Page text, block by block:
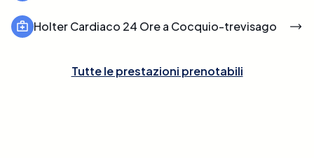
Holter Cardiaco 24 Ore a Cocquio-trevisago
Tutte le prestazioni prenotabili